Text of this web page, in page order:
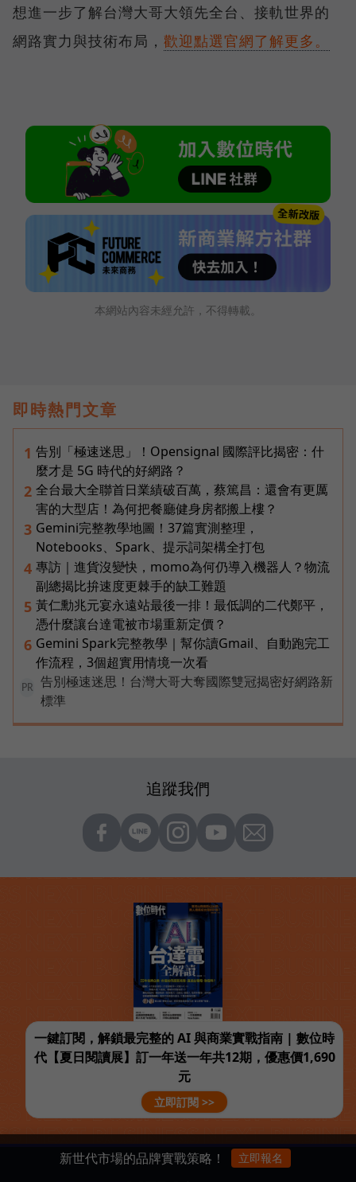
想進一步了解台灣大哥大領先全台、接軌世界的
網路實力與技術布局， 歡迎點選官網了解更多。
本網站內容未經允許，不得轉載。
即時熱門文章
1 告別「極速迷思」！Opensignal 國際評比揭密：什
麼才是 5G 時代的好網路？
2 全台最大全聯首日業績破百萬，蔡篤昌：還會有更厲
害的大型店！為何把餐廳健身房都搬上樓？
3 Gemini完整教學地圖！37篇實測整理，
Notebooks、Spark、提示詞架構全打包
4 專訪｜進貨沒變快，momo為何仍導入機器人？物流
副總揭比拚速度更棘手的缺工難題
5 黃仁勳兆元宴永遠站最後一排！最低調的二代鄭平，
憑什麼讓台達電被市場重新定價？
6 Gemini Spark完整教學｜幫你讀Gmail、自動跑完工
作流程，3個超實用情境一次看
PR
告別極速迷思！台灣大哥大奪國際雙冠揭密好網路新
標準
追蹤我們
一鍵訂閱，解鎖最完整的 AI 與商業實戰指南 | 數位時
代【夏日閱讀展】訂一年送一年共12期，優惠價1,690
元
立即訂閱 >>
新世代市場的品牌實戰策略！ 立即報名